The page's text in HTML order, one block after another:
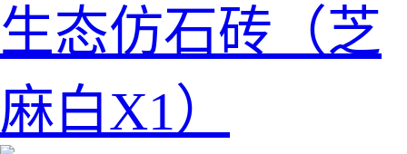
生态仿石砖（芝
麻白X1）